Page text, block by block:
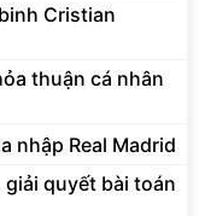
Cristian
thuận cá nhân
nhập Real Madrid
quyết bài toán